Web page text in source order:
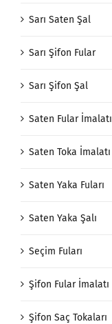
Sarı Saten Şal
Sarı Şifon Fular
Sarı Şifon Şal
Saten Fular İmalatı
Saten Toka İmalatı
Saten Yaka Fuları
Saten Yaka Şalı
Seçim Fuları
Şifon Fular İmalatı
Şifon Saç Tokaları